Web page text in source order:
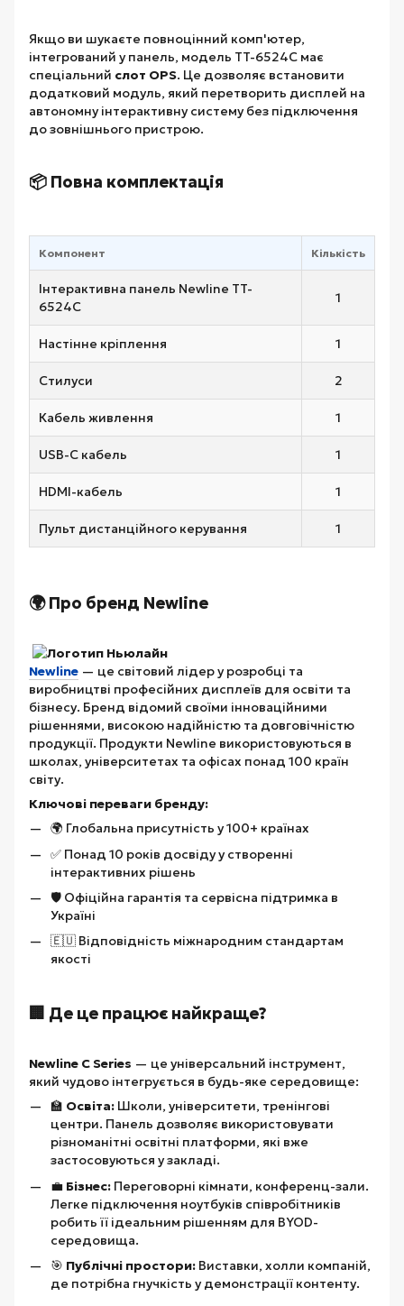
Якщо ви шукаєте повноцінний комп'ютер,
інтегрований у панель, модель TT-6524C має
спеціальний слот OPS. Це дозволяє встановити
додатковий модуль, який перетворить дисплей на
автономну інтерактивну систему без підключення
до зовнішнього пристрою.
📦 Повна комплектація
Компонент Кількість
Інтерактивна панель Newline TT-
6524C
1
Настінне кріплення 1
Стилуси 2
Кабель живлення 1
USB-C кабель 1
HDMI-кабель 1
Пульт дистанційного керування 1
🌍 Про бренд Newline
Newline — це світовий лідер у розробці та
виробництві професійних дисплеїв для освіти та
бізнесу. Бренд відомий своїми інноваційними
рішеннями, високою надійністю та довговічністю
продукції. Продукти Newline використовуються в
школах, університетах та офісах понад 100 країн
світу.
Ключові переваги бренду:
🌍 Глобальна присутність у 100+ країнах
✅ Понад 10 років досвіду у створенні
інтерактивних рішень
🛡️ Офіційна гарантія та сервісна підтримка в
Україні
🇪🇺 Відповідність міжнародним стандартам
якості
🏢 Де це працює найкраще?
Newline C Series — це універсальний інструмент,
який чудово інтегрується в будь-яке середовище:
🏫 Освіта: Школи, університети, тренінгові
центри. Панель дозволяє використовувати
різноманітні освітні платформи, які вже
застосовуються у закладі.
💼 Бізнес: Переговорні кімнати, конференц-зали.
Легке підключення ноутбуків співробітників
робить її ідеальним рішенням для BYOD-
середовища.
🎯 Публічні простори: Виставки, холли компаній,
де потрібна гнучкість у демонстрації контенту.